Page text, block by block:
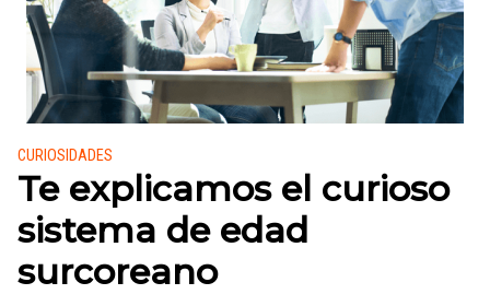
Publicado en:
CURIOSIDADES
Te explicamos el curioso
sistema de edad
surcoreano